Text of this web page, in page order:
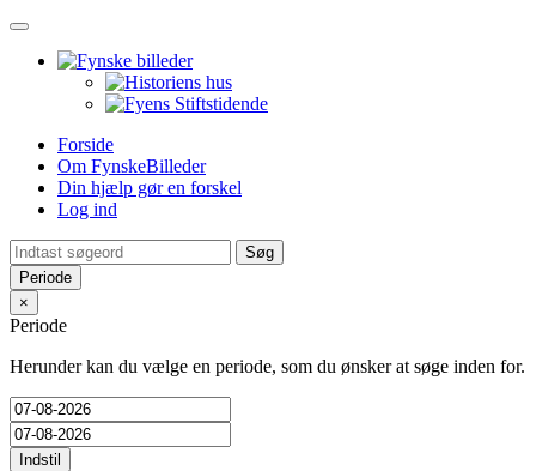
Toggle
navigation
Forside
Om FynskeBilleder
Din hjælp gør en forskel
Log ind
Periode
×
Periode
Herunder kan du vælge en periode, som du ønsker at søge inden for.
Indstil